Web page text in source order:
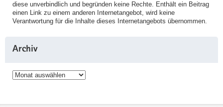
diese unverbindlich und begründen keine Rechte. Enthält ein Beitrag
einen Link zu einem anderen Internetangebot, wird keine
Verantwortung für die Inhalte dieses Internetangebots übernommen.
Archiv
Archiv